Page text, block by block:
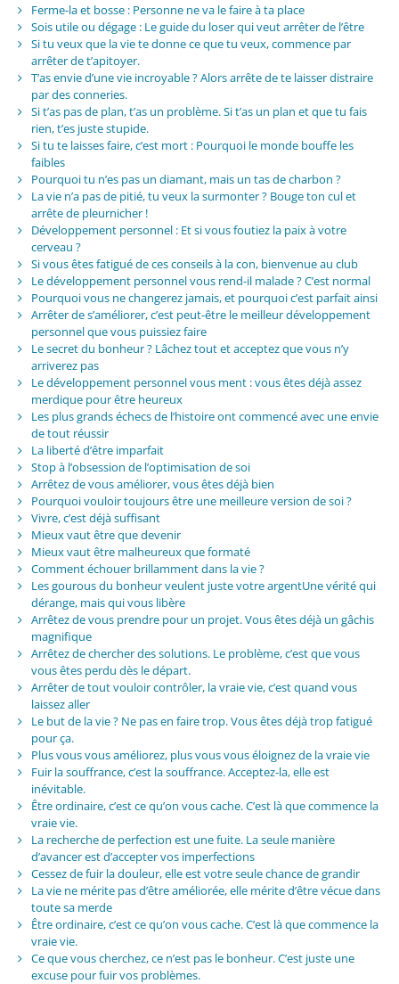
Ferme-la et bosse : Personne ne va le faire à ta place
Sois utile ou dégage : Le guide du loser qui veut arrêter de l’être
Si tu veux que la vie te donne ce que tu veux, commence par
arrêter de t’apitoyer.
T’as envie d’une vie incroyable ? Alors arrête de te laisser distraire
par des conneries.
Si t’as pas de plan, t’as un problème. Si t’as un plan et que tu fais
rien, t’es juste stupide.
Si tu te laisses faire, c’est mort : Pourquoi le monde bouffe les
faibles
Pourquoi tu n’es pas un diamant, mais un tas de charbon ?
La vie n’a pas de pitié, tu veux la surmonter ? Bouge ton cul et
arrête de pleurnicher !
Développement personnel : Et si vous foutiez la paix à votre
cerveau ?
Si vous êtes fatigué de ces conseils à la con, bienvenue au club
Le développement personnel vous rend-il malade ? C’est normal
Pourquoi vous ne changerez jamais, et pourquoi c’est parfait ainsi
Arrêter de s’améliorer, c’est peut-être le meilleur développement
personnel que vous puissiez faire
Le secret du bonheur ? Lâchez tout et acceptez que vous n’y
arriverez pas
Le développement personnel vous ment : vous êtes déjà assez
merdique pour être heureux
Les plus grands échecs de l’histoire ont commencé avec une envie
de tout réussir
La liberté d’être imparfait
Stop à l’obsession de l’optimisation de soi
Arrêtez de vous améliorer, vous êtes déjà bien
Pourquoi vouloir toujours être une meilleure version de soi ?
Vivre, c’est déjà suffisant
Mieux vaut être que devenir
Mieux vaut être malheureux que formaté
Comment échouer brillamment dans la vie ?
Les gourous du bonheur veulent juste votre argentUne vérité qui
dérange, mais qui vous libère
Arrêtez de vous prendre pour un projet. Vous êtes déjà un gâchis
magnifique
Arrêtez de chercher des solutions. Le problème, c’est que vous
vous êtes perdu dès le départ.
Arrêter de tout vouloir contrôler, la vraie vie, c’est quand vous
laissez aller
Le but de la vie ? Ne pas en faire trop. Vous êtes déjà trop fatigué
pour ça.
Plus vous vous améliorez, plus vous vous éloignez de la vraie vie
Fuir la souffrance, c’est la souffrance. Acceptez-la, elle est
inévitable.
Être ordinaire, c’est ce qu’on vous cache. C’est là que commence la
vraie vie.
La recherche de perfection est une fuite. La seule manière
d’avancer est d’accepter vos imperfections
Cessez de fuir la douleur, elle est votre seule chance de grandir
La vie ne mérite pas d’être améliorée, elle mérite d’être vécue dans
toute sa merde
Être ordinaire, c’est ce qu’on vous cache. C’est là que commence la
vraie vie.
Ce que vous cherchez, ce n’est pas le bonheur. C’est juste une
excuse pour fuir vos problèmes.